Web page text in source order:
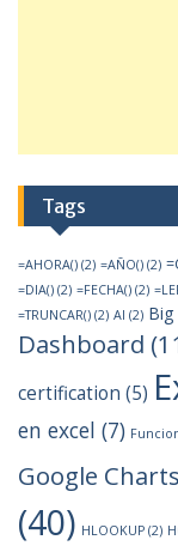
Tags
=AHORA() (2) =AÑO() (2)
=DIA() (2) =FECHA() (2)
=TRUNCAR() (2) AI (2)
Dashboard
certification (5)
en excel (7)
Google Charts
(40) HLOOKUP (2)